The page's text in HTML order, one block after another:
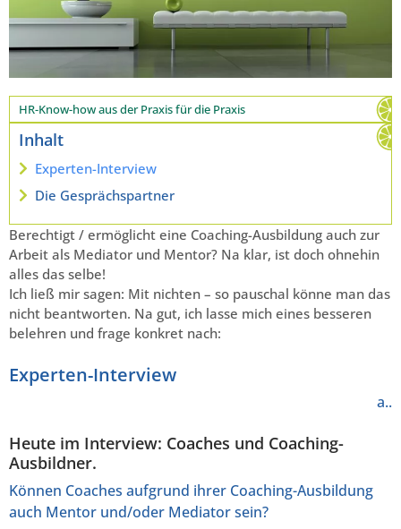
HR-Know-how aus der Praxis für die Praxis
Inhalt
Experten-Interview
Die Gesprächspartner
Berechtigt / ermöglicht eine Coaching-Ausbildung auch zur
Arbeit als Mediator und Mentor? Na klar, ist doch ohnehin
alles das selbe!
Ich ließ mir sagen: Mit nichten – so pauschal könne man das
nicht beantworten. Na gut, ich lasse mich eines besseren
belehren und frage konkret nach:
Experten-Interview
a..
Heute im Interview: Coaches und Coaching-
Ausbildner.
Können Coaches aufgrund ihrer Coaching-Ausbildung
auch Mentor und/oder Mediator sein?